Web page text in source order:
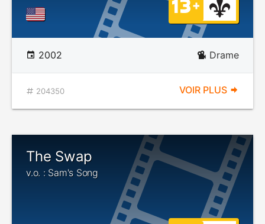
2002 Drame
204350 VOIR PLUS
The Swap
v.o. : Sam's Song